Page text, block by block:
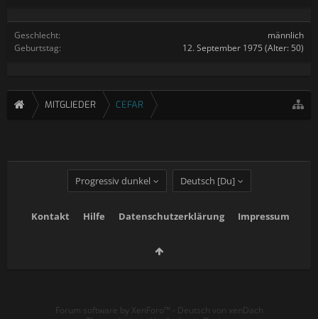
Geschlecht:
männlich
Geburtstag:
12. September 1975 (Alter: 50)
MITGLIEDER CEFAR
Progressiv dunkel Deutsch [Du]
Kontakt Hilfe Datenschutzerklärung Impressum
Forum software by XenForo™ - Deutsch von xenDach